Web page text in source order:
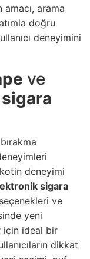
amacı, arama
doğru
deneyimini
ve
deneyimi
sigara
ve
yeni
için ideal bir
dikkat